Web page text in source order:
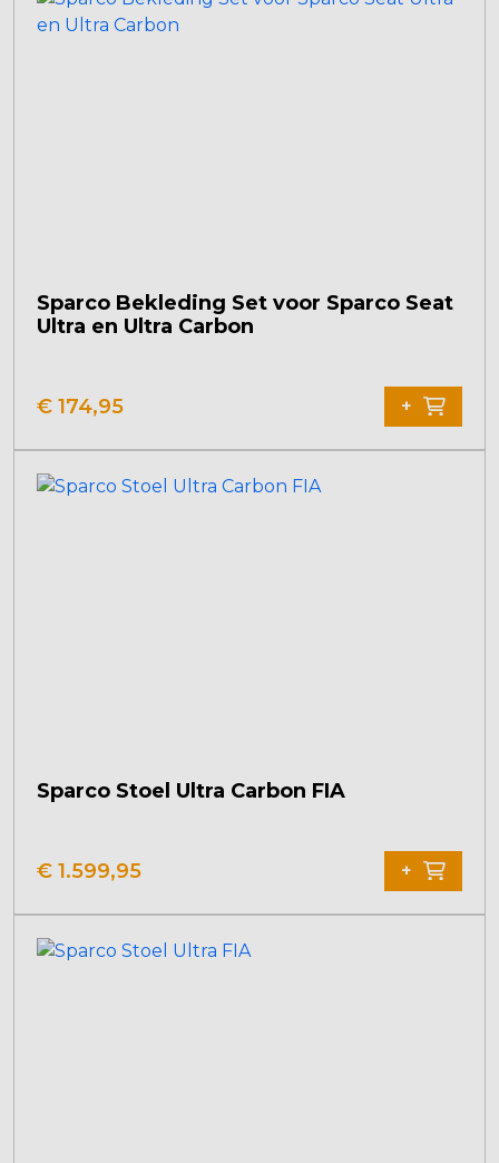
Sparco Bekleding Set voor Sparco Seat
Ultra en Ultra Carbon
€ 174,95 +
Sparco Stoel Ultra Carbon FIA
€ 1.599,95 +